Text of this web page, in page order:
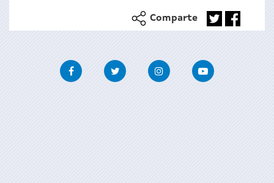
Comparte
FacebookTwitter InstagramYoutube